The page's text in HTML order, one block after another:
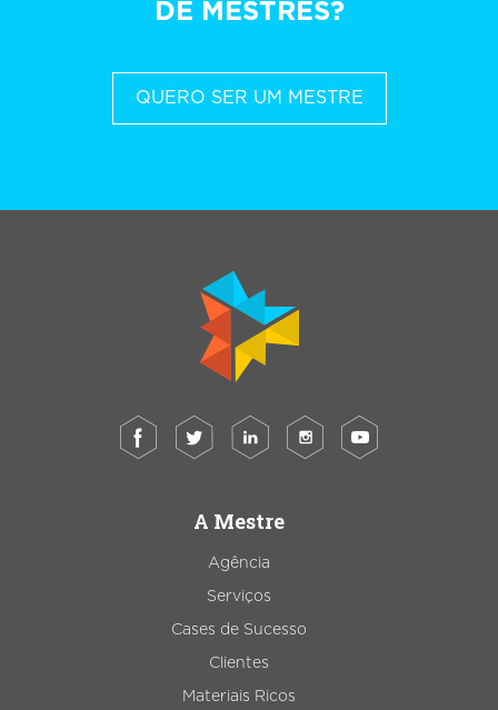
DE MESTRES?
QUERO SER UM MESTRE
A Mestre
Agência
Serviços
Cases de Sucesso
Clientes
Materiais Ricos